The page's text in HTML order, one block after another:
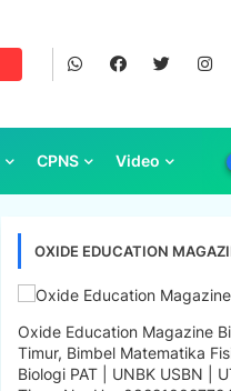
CPNS Video
OXIDE EDUCATION
Oxide Education Magazine
Timur, Bimbel Matematika
Biologi PAT | UNBK USBN |